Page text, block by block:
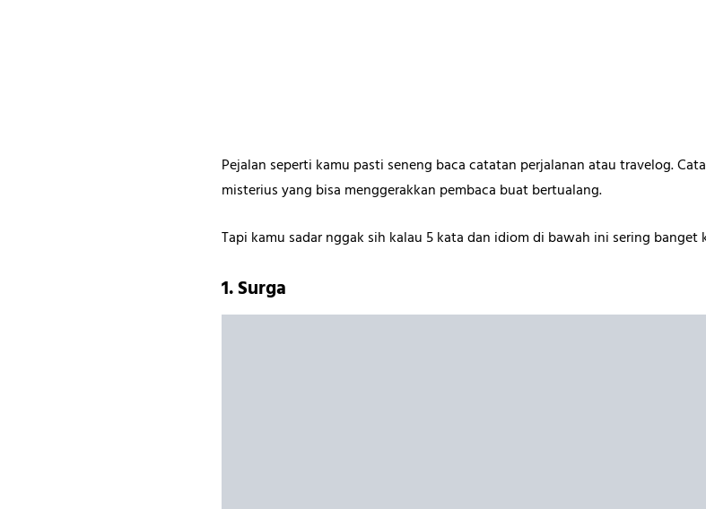
Pejalan seperti kamu pasti seneng baca catatan perjalanan atau travelog.
misterius yang bisa menggerakkan pembaca buat bertualang.
Tapi kamu sadar nggak sih kalau 5 kata dan idiom di bawah ini sering
1. Surga